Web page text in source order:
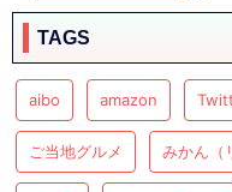
TAGS
aibo amazon
ご当地グルメ みかん（